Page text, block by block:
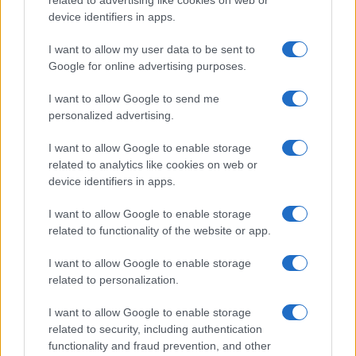
device identifiers in apps.
I want to allow my user data to be sent to
Google for online advertising purposes.
I want to allow Google to send me
personalized advertising.
I want to allow Google to enable storage
related to analytics like cookies on web or
device identifiers in apps.
I want to allow Google to enable storage
related to functionality of the website or app.
I want to allow Google to enable storage
related to personalization.
I want to allow Google to enable storage
related to security, including authentication
functionality and fraud prevention, and other
Nessuno presidia l’omogeneità del giudizio e
questo traligna in arbitrio, con l’albagia dichi
scambia l’indulgenza per generosità
pedagogica. Così il diploma cessa di attestare un
livello e certifica per paradosso, la latitudine in cui
lo si è conseguito.
La sperequazione
Qui la difformità cessa di essere accademica. Il
100 e la lode non sono orpelli estetici ma